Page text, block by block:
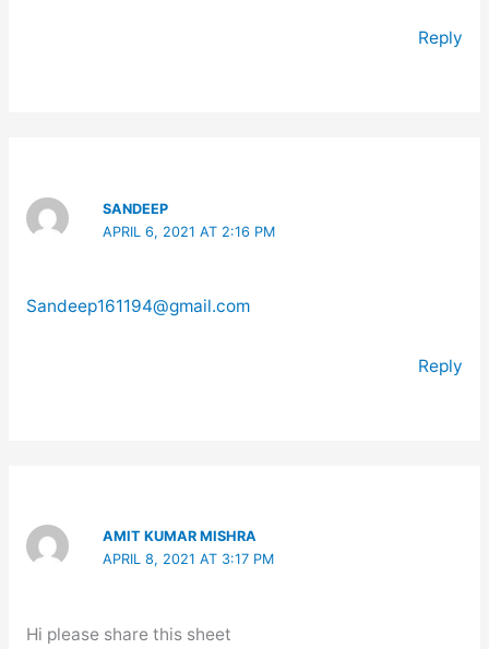
Reply
SANDEEP
APRIL 6, 2021 AT 2:16 PM
Sandeep161194@gmail.com
Reply
AMIT KUMAR MISHRA
APRIL 8, 2021 AT 3:17 PM
Hi please share this sheet